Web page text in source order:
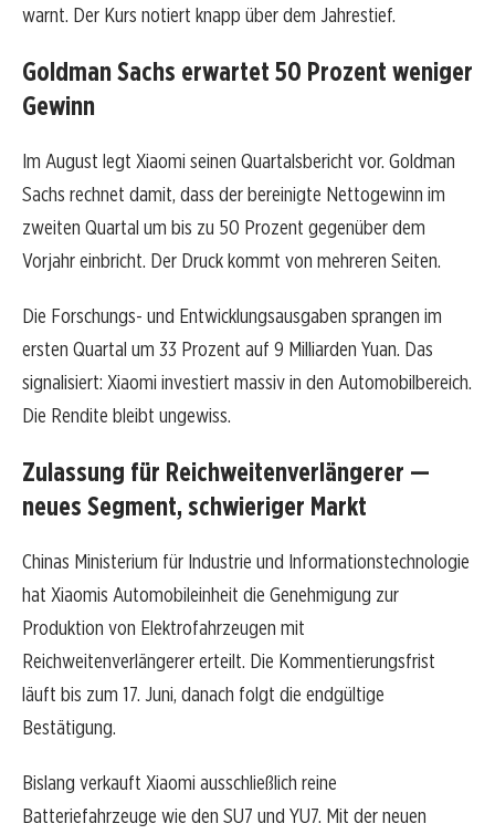
warnt. Der Kurs notiert knapp über dem Jahrestief.
Goldman Sachs erwartet 50 Prozent weniger
Gewinn
Im August legt Xiaomi seinen Quartalsbericht vor. Goldman
Sachs rechnet damit, dass der bereinigte Nettogewinn im
zweiten Quartal um bis zu 50 Prozent gegenüber dem
Vorjahr einbricht. Der Druck kommt von mehreren Seiten.
Die Forschungs- und Entwicklungsausgaben sprangen im
ersten Quartal um 33 Prozent auf 9 Milliarden Yuan. Das
signalisiert: Xiaomi investiert massiv in den Automobilbereich.
Die Rendite bleibt ungewiss.
Zulassung für Reichweitenverlängerer —
neues Segment, schwieriger Markt
Chinas Ministerium für Industrie und Informationstechnologie
hat Xiaomis Automobileinheit die Genehmigung zur
Produktion von Elektrofahrzeugen mit
Reichweitenverlängerer erteilt. Die Kommentierungsfrist
läuft bis zum 17. Juni, danach folgt die endgültige
Bestätigung.
Bislang verkauft Xiaomi ausschließlich reine
Batteriefahrzeuge wie den SU7 und YU7. Mit der neuen